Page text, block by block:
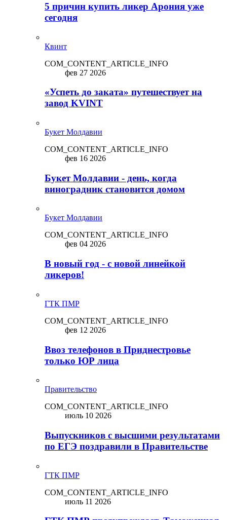
5 причин купить ликep Арония уже
сегодня
Квинт
COM_CONTENT_ARTICLE_INFO
фев 27 2026
«Успеть до заката» путешествует на
завод KVINT
Букет Молдавии
COM_CONTENT_ARTICLE_INFO
фев 16 2026
Букет Молдавии - день, когда
виноградник становится домом
Букет Молдавии
COM_CONTENT_ARTICLE_INFO
фев 04 2026
В новый год - с новой линейкой
ликepoв!
ГТК ПМР
COM_CONTENT_ARTICLE_INFO
фев 12 2026
Ввоз телефонов в Приднестровье
только ЮР лица
Правительство
COM_CONTENT_ARTICLE_INFO
июль 10 2026
Выпускников с высшими результатами
по ЕГЭ поздравили в Правительстве
ГТК ПМР
COM_CONTENT_ARTICLE_INFO
июль 11 2026